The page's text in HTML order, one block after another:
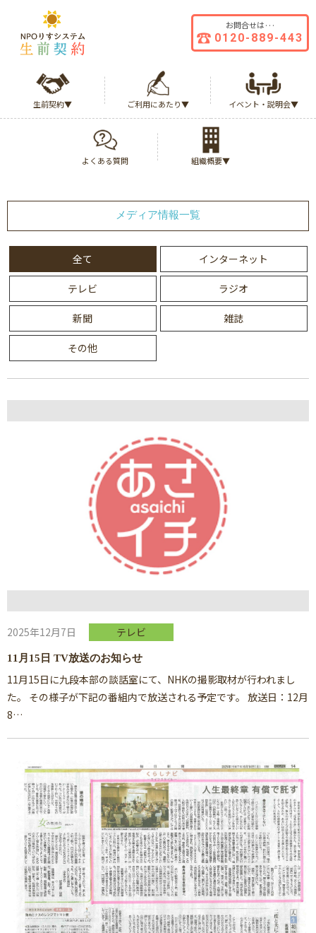
お問合せは···
0120- 889-443
生前契約▼ ご利用にあたり▼ イベント・説明会▼
よくある質問 組織概要▼
メディア情報一覧
全て インターネット
テレビ ラジオ
新聞 雑誌
その他
2025年12月7日 テレビ
11月15日 TV放送のお知らせ
11月15日に九段本部の談話室にて、NHKの撮影取材が行われまし
た。 その様子が下記の番組内で放送される予定です。 放送日：12月
8…